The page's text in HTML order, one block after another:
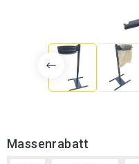
Massenrabatt